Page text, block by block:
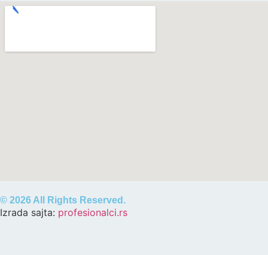
© 2026 All Rights Reserved.
Izrada sajta: profesionalci.rs